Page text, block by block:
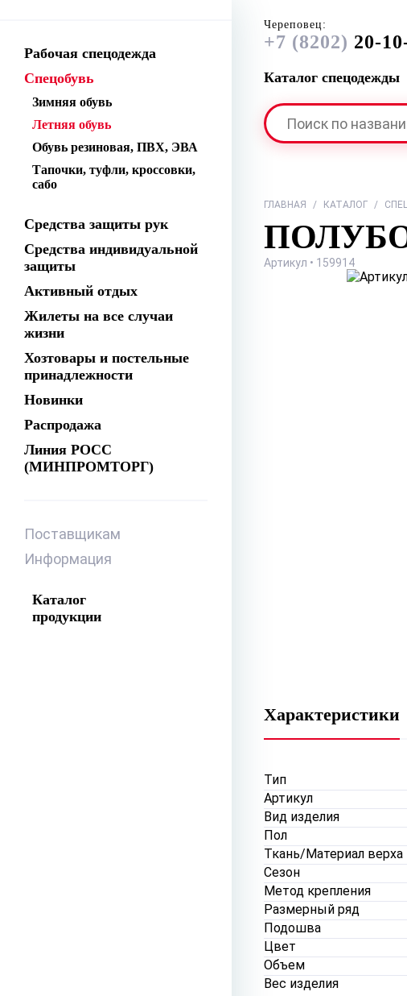
Рабочая спецодежда
Спецобувь
Зимняя обувь
Летняя обувь
Обувь резиновая, ПВХ, ЭВА
Тапочки, туфли, кроссовки,
сабо
Средства защиты рук
Средства индивидуальной
защиты
Активный отдых
Жилеты на все случаи
жизни
Хозтовары и постельные
принадлежности
Новинки
Распродажа
Линия РОСС
(МИНПРОМТОРГ)
Поставщикам
Информация
Каталог
продукции
Череповец:
+7 (8202) 20-
Каталог спецодежды
ГЛАВНАЯ / КАТАЛОГ /
Артикул • 159914
Характеристики
Тип
Артикул
Вид изделия
Пол
Ткань/Материал верха
Сезон
Метод крепления
Размерный ряд
Подошва
Цвет
Объем
Вес изделия